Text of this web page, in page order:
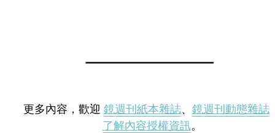
更多內容，歡迎 鏡週刊紙本雜誌、 鏡週刊動態雜誌
了解內容授權資訊。